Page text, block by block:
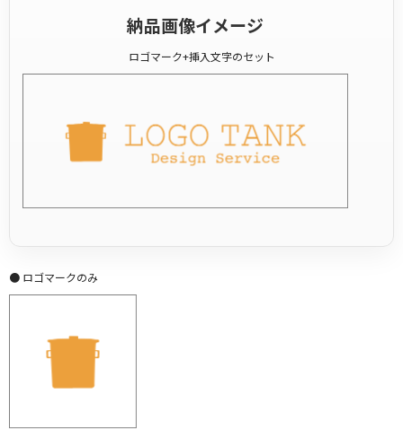
納品画像イメージ
ロゴマーク+挿入文字のセット
● ロゴマークのみ